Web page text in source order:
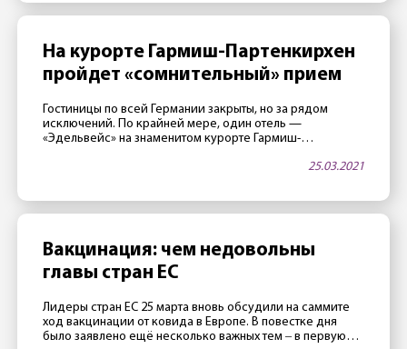
На курорте Гармиш-Партенкирхен
пройдет «сомнительный» прием
Гостиницы по всей Германии закрыты, но за рядом
исключений. По крайней мере, один отель —
«Эдельвейс» на знаменитом курорте Гармиш-
известно 25 марта, в этой гостинице, принадлежащей
конференции запланировано на апрель. Как сообщили
25.03.2021
Вакцинация: чем недовольны
главы стран ЕС
Лидеры стран ЕС 25 марта вновь обсудили на саммите
ход вакцинации от ковида в Европе. В повестке дня
было заявлено ещё несколько важных тем ‒ в первую